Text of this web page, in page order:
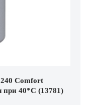
Comfort
при 40*С (13781)